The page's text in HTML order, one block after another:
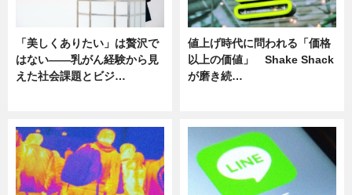
「美しくありたい」は贅沢で
はない――乳がん経験から見
えた社会課題とビジ…
値上げ時代に問われる「価格
以上の価値」 Shake Shack
が磨き続…